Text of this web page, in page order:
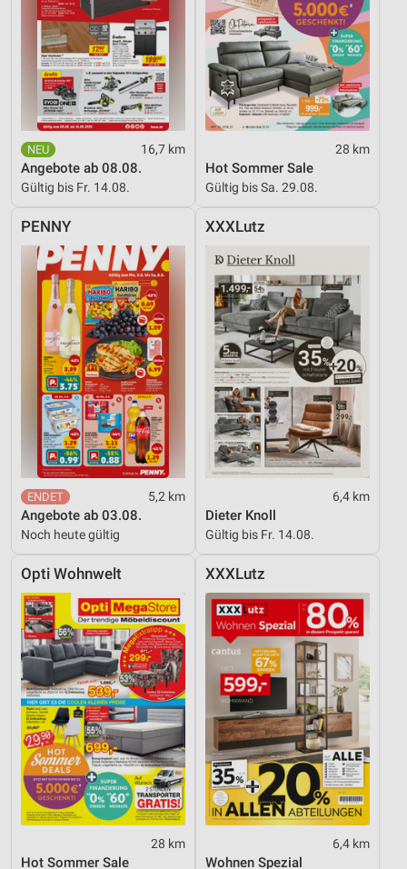
16,7 km
Angebote ab 08.08.
Gültig bis Fr. 14.08.
28 km
Hot Sommer Sale
Gültig bis Sa. 29.08.
PENNY
5,2 km
Angebote ab 03.08.
Noch heute gültig
XXXLutz
6,4 km
Dieter Knoll
Gültig bis Fr. 14.08.
Opti Wohnwelt
28 km
Hot Sommer Sale
XXXLutz
6,4 km
Wohnen Spezial